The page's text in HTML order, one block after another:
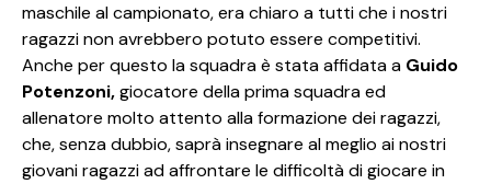
maschile al campionato, era chiaro a tutti che i nostri
ragazzi non avrebbero potuto essere competitivi.
Anche per questo la squadra è stata affidata a Guido
Potenzoni,giocatore della prima squadra ed
allenatore molto attento alla formazione dei ragazzi,
che, senza dubbio, saprà insegnare al meglio ai nostri
giovani ragazzi ad affrontare le difficoltà di giocare in